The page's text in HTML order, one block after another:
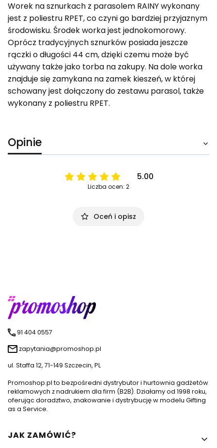
Worek na sznurkach z parasolem RAINY wykonany
jest z poliestru RPET, co czyni go bardziej przyjaznym
środowisku. Środek worka jest jednokomorowy.
Oprócz tradycyjnych sznurków posiada jeszcze
rączki o długości 44 cm, dzięki czemu może być
używany także jako torba na zakupy. Na dole worka
znajduje się zamykana na zamek kieszeń, w której
schowany jest dołączony do zestawu parasol, także
wykonany z poliestru RPET.
Opinie
5.00
Liczba ocen: 2
Oceń i opisz
91 404 0557
zapytania@promoshop.pl
ul. Staffa 12, 71-149 Szczecin, PL
Promoshop.pl to bezpośredni dystrybutor i hurtownia gadżetów
reklamowych z nadrukiem dla firm (B2B). Działamy od 1998 roku,
oferując doradztwo, znakowanie i dystrybucję w modelu Gifting
as a Service.
Linki w stopce
JAK ZAMÓWIĆ?